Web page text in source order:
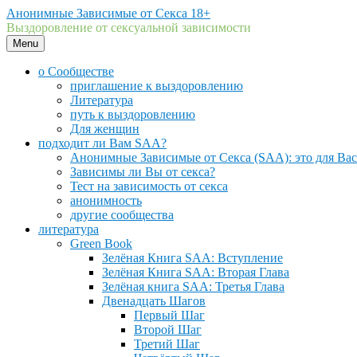
Skip
to
content
Анонимные Зависимые от Секса 18+
Выздоровление от сексуальной зависимости
Menu
о Сообществе
приглашение к выздоровлению
Литература
путь к выздоровлению
Для женщин
подходит ли Вам SAA?
Анонимные Зависимые от Секса (SAA): это для
Зависимы ли Вы от секса?
Тест на зависимость от секса
анонимность
другие сообщества
литература
Green Book
Зелёная Книга SAA: Вступление
Зелёная Книга SAA: Вторая Глава
Зелёная книга SAA: Третья Глава
Двенадцать Шагов
Первый Шаг
Второй Шаг
Третий Шаг